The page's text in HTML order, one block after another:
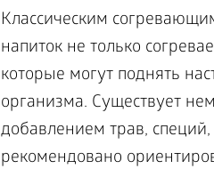
Классическим
напиток не только
которые могут поднять
организма. Существует
добавлением трав,
рекомендовано